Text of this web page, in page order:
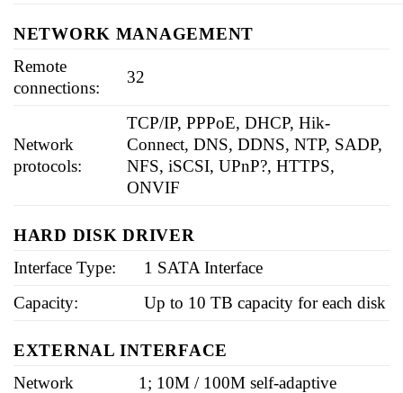
NETWORK MANAGEMENT
Remote
connections:
32
Network
protocols:
TCP/IP, PPPoE, DHCP, Hik-
Connect, DNS, DDNS, NTP, SADP,
NFS, iSCSI, UPnP?, HTTPS,
ONVIF
HARD DISK DRIVER
Interface Type:
1 SATA Interface
Capacity:
Up to 10 TB capacity for each disk
EXTERNAL INTERFACE
Network
1; 10M / 100M self-adaptive